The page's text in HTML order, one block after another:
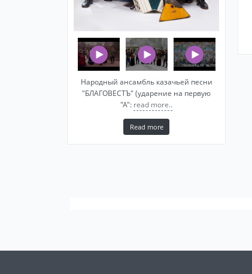
Народный ансамбль казачьей песни
"БЛАГОВЕСТЪ" (ударение на первую
"А": read more..
Read more